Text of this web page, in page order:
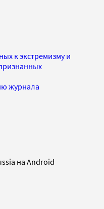
к экстремизму и
журнала
на Android